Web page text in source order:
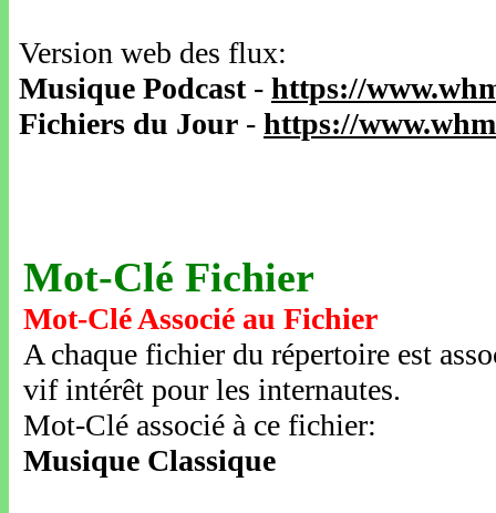
Version web des flux:
Musique Podcast- https://
Fichiers du Jour - https://
Mot-Clé Fichier
Mot-Clé Associé au Fichier
A chaque fichier du répertoire est
vif intérêt pour les internautes.
Mot-Clé associé à ce fichier:
Musique Classique